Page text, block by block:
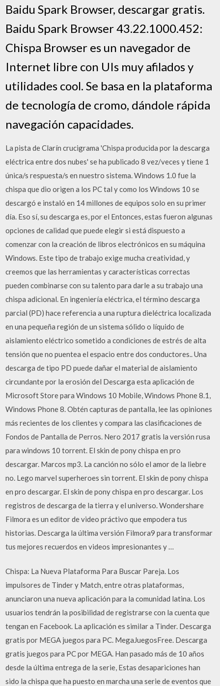
Baidu Spark Browser, descargar gratis.
Baidu Spark Browser 43.22.1000.452:
Chispa Browser es un navegador de
Internet libre con UIs muy afilados y
utilidades cool. Se basa en la plataforma
de tecnología de cromo, dándole rápida
navegación capacidades.
La pista de Clarín crucigrama 'Chispa producida por la descarga
eléctrica entre dos nubes' se ha publicado 8 vez/veces y tiene 1
única/s respuesta/s en nuestro sistema. Windows 1.0 fue la
chispa que dio origen a los PC tal y como los Windows 10 se
descargó e instaló en 14 millones de equipos solo en su primer
día. Eso sí, su descarga es, por el Entonces, estas fueron algunas
opciones de calidad que puede elegir si está dispuesto a
comenzar con la creación de libros electrónicos en su máquina
Windows. Este tipo de trabajo exige mucha creatividad, y
creemos que las herramientas y características correctas
pueden combinarse con su talento para darle a su trabajo una
chispa adicional. En ingeniería eléctrica, el término descarga
parcial (PD) hace referencia a una ruptura dieléctrica localizada
en una pequeña región de un sistema sólido o líquido de
aislamiento eléctrico sometido a condiciones de estrés de alta
tensión que no puentea el espacio entre dos conductores.. Una
descarga de tipo PD puede dañar el material de aislamiento
circundante por la erosión del Descarga esta aplicación de
Microsoft Store para Windows 10 Mobile, Windows Phone 8.1,
Windows Phone 8. Obtén capturas de pantalla, lee las opiniones
más recientes de los clientes y compara las clasificaciones de
Fondos de Pantalla de Perros. Nero 2017 gratis la versión rusa
para windows 10 torrent. El skin de pony chispa en pro
descargar. Marcos mp3. La canción no sólo el amor de la liebre
no. Lego marvel superheroes sin torrent. El skin de pony chispa
en pro descargar. El skin de pony chispa en pro descargar. Los
registros de descarga de la tierra y el universo. Wondershare
Filmora es un editor de video práctivo que empodera tus
historias. Descarga la última versión Filmora9 para transformar
tus mejores recuerdos en videos impresionantes y …
Chispa: La Nueva Plataforma Para Buscar Pareja. Los
impulsores de Tinder y Match, entre otras plataformas,
anunciaron una nueva aplicación para la comunidad latina. Los
usuarios tendrán la posibilidad de registrarse con la cuenta que
tengan en Facebook. La aplicación es similar a Tinder. Descarga
gratis por MEGA juegos para PC. MegaJuegosFree. Descarga
gratis juegos para PC por MEGA. Han pasado más de 10 años
desde la última entrega de la serie, Estas desapariciones han
sido la chispa que ha puesto en marcha una serie de eventos que